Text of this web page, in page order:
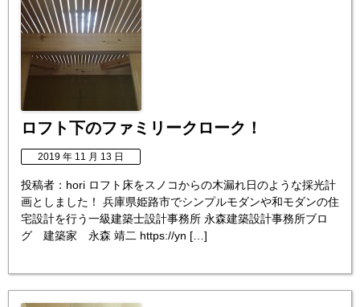
ロフト下のファミリークローク！
2019 年 11 月 13 日
投稿者：hori ロフト床をスノコからの木漏れ日のような採光計
画としました！ 兵庫県姫路市でシンプルモダンや和モダンの住
宅設計を行う一級建築士設計事務所 永森建築設計事務所ブロ
グ 建築家 永森 靖二 https://yn […]